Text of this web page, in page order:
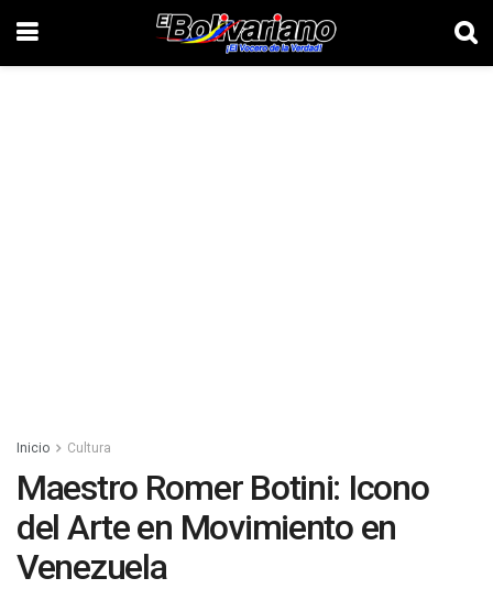
Inicio Cultura
Maestro Romer Botini: Icono
del Arte en Movimiento en
Venezuela